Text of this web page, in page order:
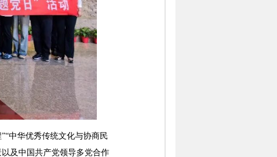
中华优秀传统文化与协商民
及中国共产党领导多党合作